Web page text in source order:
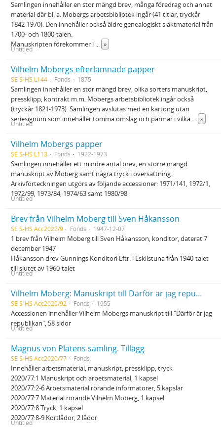
Samlingen innehåller en stor mängd brev, många föredrag och annat
material där bl. a. Mobergs arbetsbibliotek ingår (41 titlar, tryckår
1842-1970). Den innehåller också äldre genealogiskt släktmaterial från
1700- och 1800-talen.
Manuskripten förekommer i ... »
Untitled
Vilhelm Mobergs efterlämnade papper
SE S-HS L144 Fonds 1875
Samlingen innehåller en stor mängd brev, olika sorters manuskript,
pressklipp, kontrakt m.m. Mobergs arbetsbibliotek ingår också
(tryckår 1821-1973). Samlingen avslutas med en kartong utan
seriesignum som innehåller tomma omslag och pärmar i vilka ... »
Untitled
Vilhelm Mobergs papper
SE S-HS L113 Fonds 1922-1973
Samlingen innehåller ett mindre antal brev, en större mängd
manuskript av Moberg samt några tryck i översättning.
Arkivförteckningen utgörs av följande accessioner: 1971/141, 1972/1,
1972/99, 1973/84, 1974/63 samt 1980/98
Untitled
Brev från Vilhelm Moberg till Sven Håkansson
SE S-HS Acc2022/9 Fonds 1947-12-07
1 brev från Vilhelm Moberg till Sven Håkansson, konditor, daterat 7
december 1947
Håkansson drev Gunnings Konditori Eftr. i Eskilstuna från 1940-talet
till slutet av 1960-talet
Untitled
Vilhelm Moberg: Manuskript till Därför är jag republikan
SE S-HS Acc2020/92 Fonds 1955
Accessionen innehåller Vilhelm Mobergs manuskript till "Därför är jag
republikan", 58 sidor
Untitled
Magnus von Platens samling. Tillägg
SE S-HS Acc2020/77 Fonds
Innehåller arbetsmaterial, manuskript, pressklipp, tryck
2020/77:1 Manuskript och arbetsmaterial, 1 kapsel
2020/77:2-6 Arbetsmaterial rörande informatorer, 5 kapslar
2020/77:7 Material rörande Vilhelm Moberg, 1 kapsel
2020/77:8 Tryck, 1 kapsel
2020/77:8-9 Kortlådor, 2 lådor
Untitled